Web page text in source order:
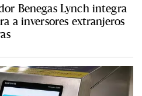
Benegas Lynch integra
a inversores extranjeros